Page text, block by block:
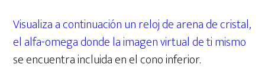
Visualiza a continuación un reloj de arena de cristal,
el alfa-omega donde la imagen virtual de ti mismo
se encuentra incluida en el cono inferior.